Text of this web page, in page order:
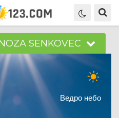
SENKOVEC
Ведро небо